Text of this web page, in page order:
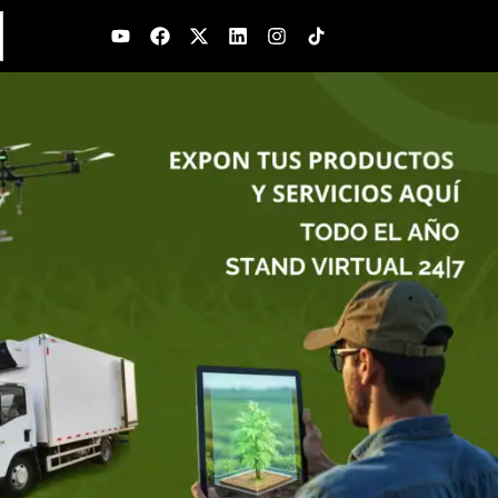
YoutubeFacebook
X-
twitter
LinkedinInstagram